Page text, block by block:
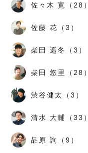
佐々木 寛（28）
佐藤 花（3）
柴田 遥冬（3）
柴田 悠里（28）
渋谷健太（3）
清水 大輔（33）
品原 詢（9）